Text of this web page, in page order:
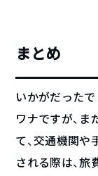
まとめ
いかがだった
ワナですが、
て、交通機関や
される際は、